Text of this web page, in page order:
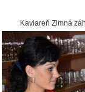
Kaviareň Zimná